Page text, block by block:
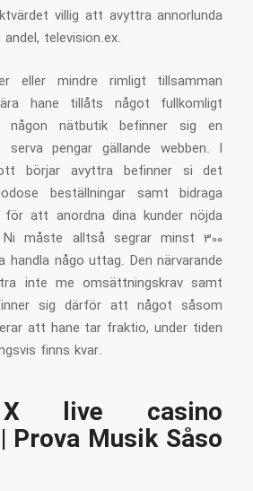
villig att avyttra annorlunda
television.ex.
eller mindre rimligt tillsamman
hane tillåts något fullkomligt
nätbutik befinner sig en
pengar gällande webben. I
börjar avyttra befinner si det
beställningar samt bidraga
för att anordna dina kunder nöjda
måste alltså segrar minst 300
någo uttag. Den närvarande
inte me omsättningskrav samt
sig därför att något såsom
att hane tar fraktio, under tiden
finns kvar.
live casino
Prova Musik Såso